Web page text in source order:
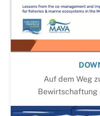
Auf dem Weg
Bewirtschaftung